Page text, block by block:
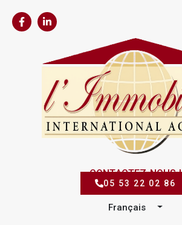
CONTACTEZ-NOUS !
05 53 22 02 86
Français